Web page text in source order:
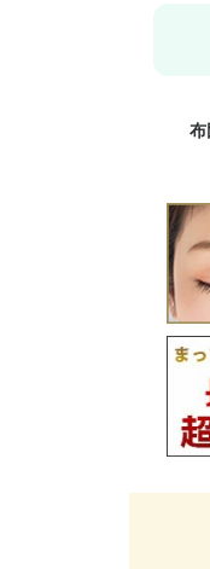
布